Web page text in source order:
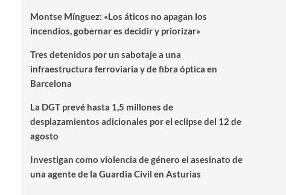
Montse Mínguez: «Los áticos no apagan los
incendios, gobernar es decidir y priorizar»
Tres detenidos por un sabotaje a una
infraestructura ferroviaria y de fibra óptica en
Barcelona
La DGT prevé hasta 1,5 millones de
desplazamientos adicionales por el eclipse del 12 de
agosto
Investigan como violencia de género el asesinato de
una agente de la Guardia Civil en Asturias